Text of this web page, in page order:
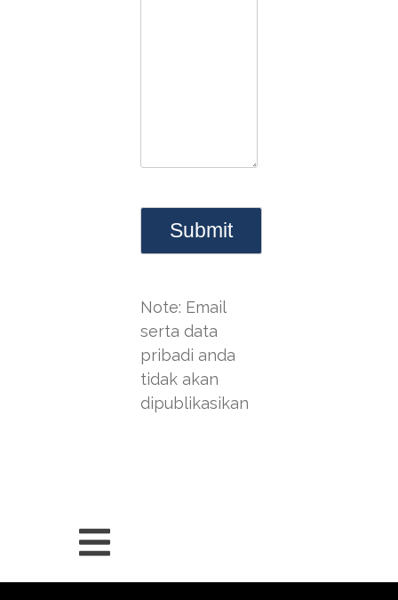
Note: Email
serta data
pribadi anda
tidak akan
dipublikasikan